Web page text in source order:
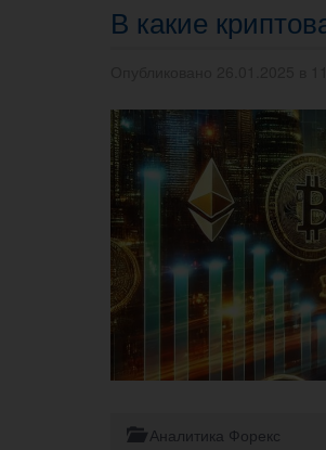
В какие
Аналитика Форекс